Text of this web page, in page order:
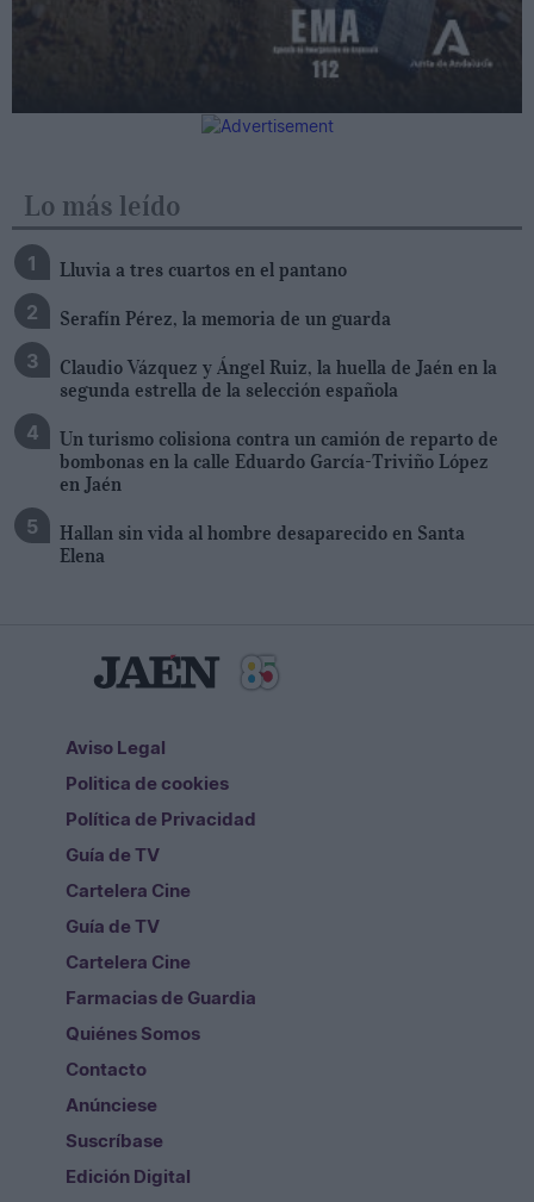
Lo más leído
Lluvia a tres cuartos en el pantano
Serafín Pérez, la memoria de un guarda
Claudio Vázquez y Ángel Ruiz, la huella de Jaén en la
segunda estrella de la selección española
Un turismo colisiona contra un camión de reparto de
bombonas en la calle Eduardo García-Triviño López
en Jaén
Hallan sin vida al hombre desaparecido en Santa
Elena
Aviso Legal
Politica de cookies
Política de Privacidad
Guía de TV
Cartelera Cine
Guía de TV
Cartelera Cine
Farmacias de Guardia
Quiénes Somos
Contacto
Anúnciese
Suscríbase
Edición Digital